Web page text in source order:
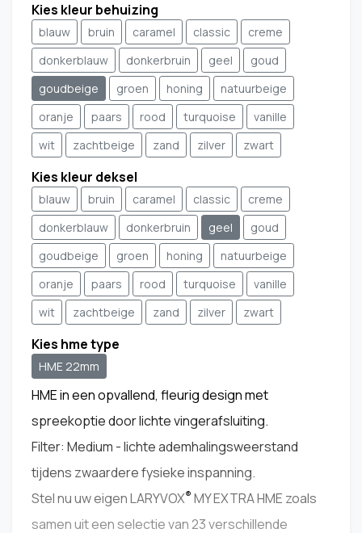
Kies kleur behuizing
blauw bruin caramel classic
creme
donkerblauw
donkerbruin geel
goud
goudbeige
groen honing
natuurbeige
oranje
paars rood turquoise
vanille
wit
zachtbeige zand zilver zwart
Kies kleur deksel
blauw bruin caramel classic
creme
donkerblauw
donkerbruin geel
goud
goudbeige
groen honing
natuurbeige
oranje
paars rood turquoise
vanille
wit
zachtbeige zand zilver zwart
Kies hme type
HME 22mm
HME in een opvallend, fleurig design met
spreekoptie door lichte vingerafsluiting.
Filter: Medium - lichte ademhalingsweerstand
tijdens zwaardere fysieke inspanning.
Stel nu uw eigen LARYVOX® MY EXTRA HME zoals
samen uit een selectie van 23 verschillende